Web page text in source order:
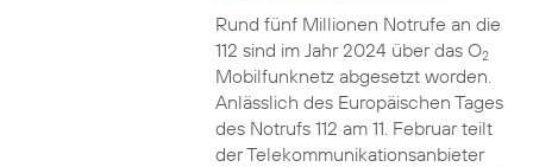
Rund fünf Millionen Notrufe an die
112 sind im Jahr 2024 über das O2
Mobilfunknetz abgesetzt worden.
Anlässlich des Europäischen Tages
des Notrufs 112 am 11. Februar teilt
der Telekommunikationsanbieter